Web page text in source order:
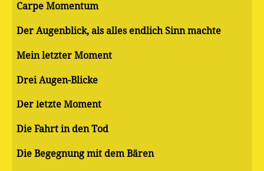
Carpe Momentum
Der Augenblick, als alles endlich Sinn machte
Mein letzter Moment
Drei Augen-Blicke
Der letzte Moment
Die Fahrt in den Tod
Die Begegnung mit dem Bären